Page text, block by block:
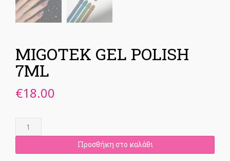
MIGOTEK GEL POLISH
7ML
€18.00
MIGOTEK
GEL
7ML
Προσθήκη στο καλάθι